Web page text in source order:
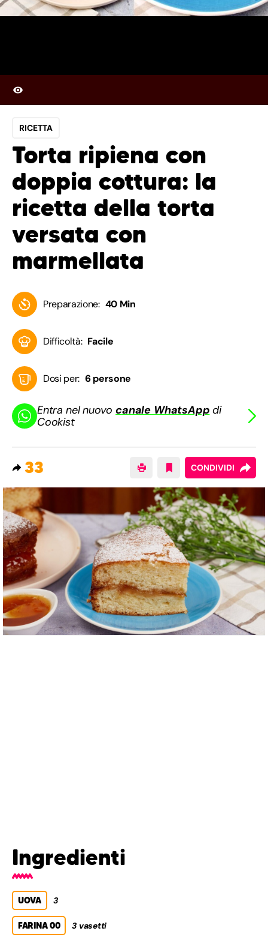
RICETTA
Torta ripiena con
doppia cottura: la
ricetta della torta
versata con
marmellata
Preparazione: 40 Min
Difficoltà: Facile
Dosi per: 6 persone
Entra nel nuovocanale WhatsApp di
Cookist
33 CONDIVIDI
Ingredienti
UOVA 3
FARINA 00 3 vasetti